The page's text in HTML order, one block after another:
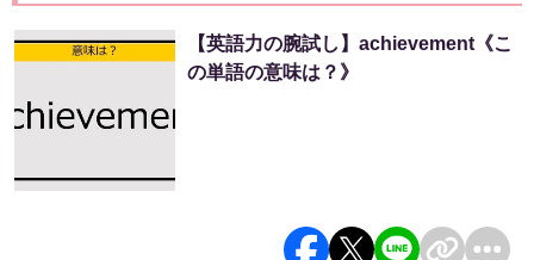
【英語力の腕試し】achievement《こ
の単語の意味は？》